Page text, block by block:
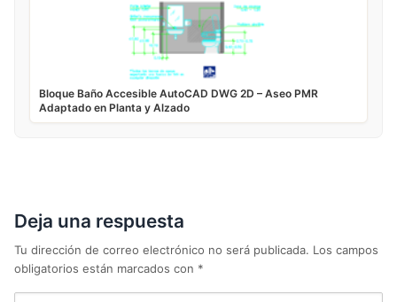
Bloque Baño Accesible AutoCAD DWG 2D – Aseo PMR
Adaptado en Planta y Alzado
Deja una respuesta
Tu dirección de correo electrónico no será publicada. Los campos
obligatorios están marcados con *